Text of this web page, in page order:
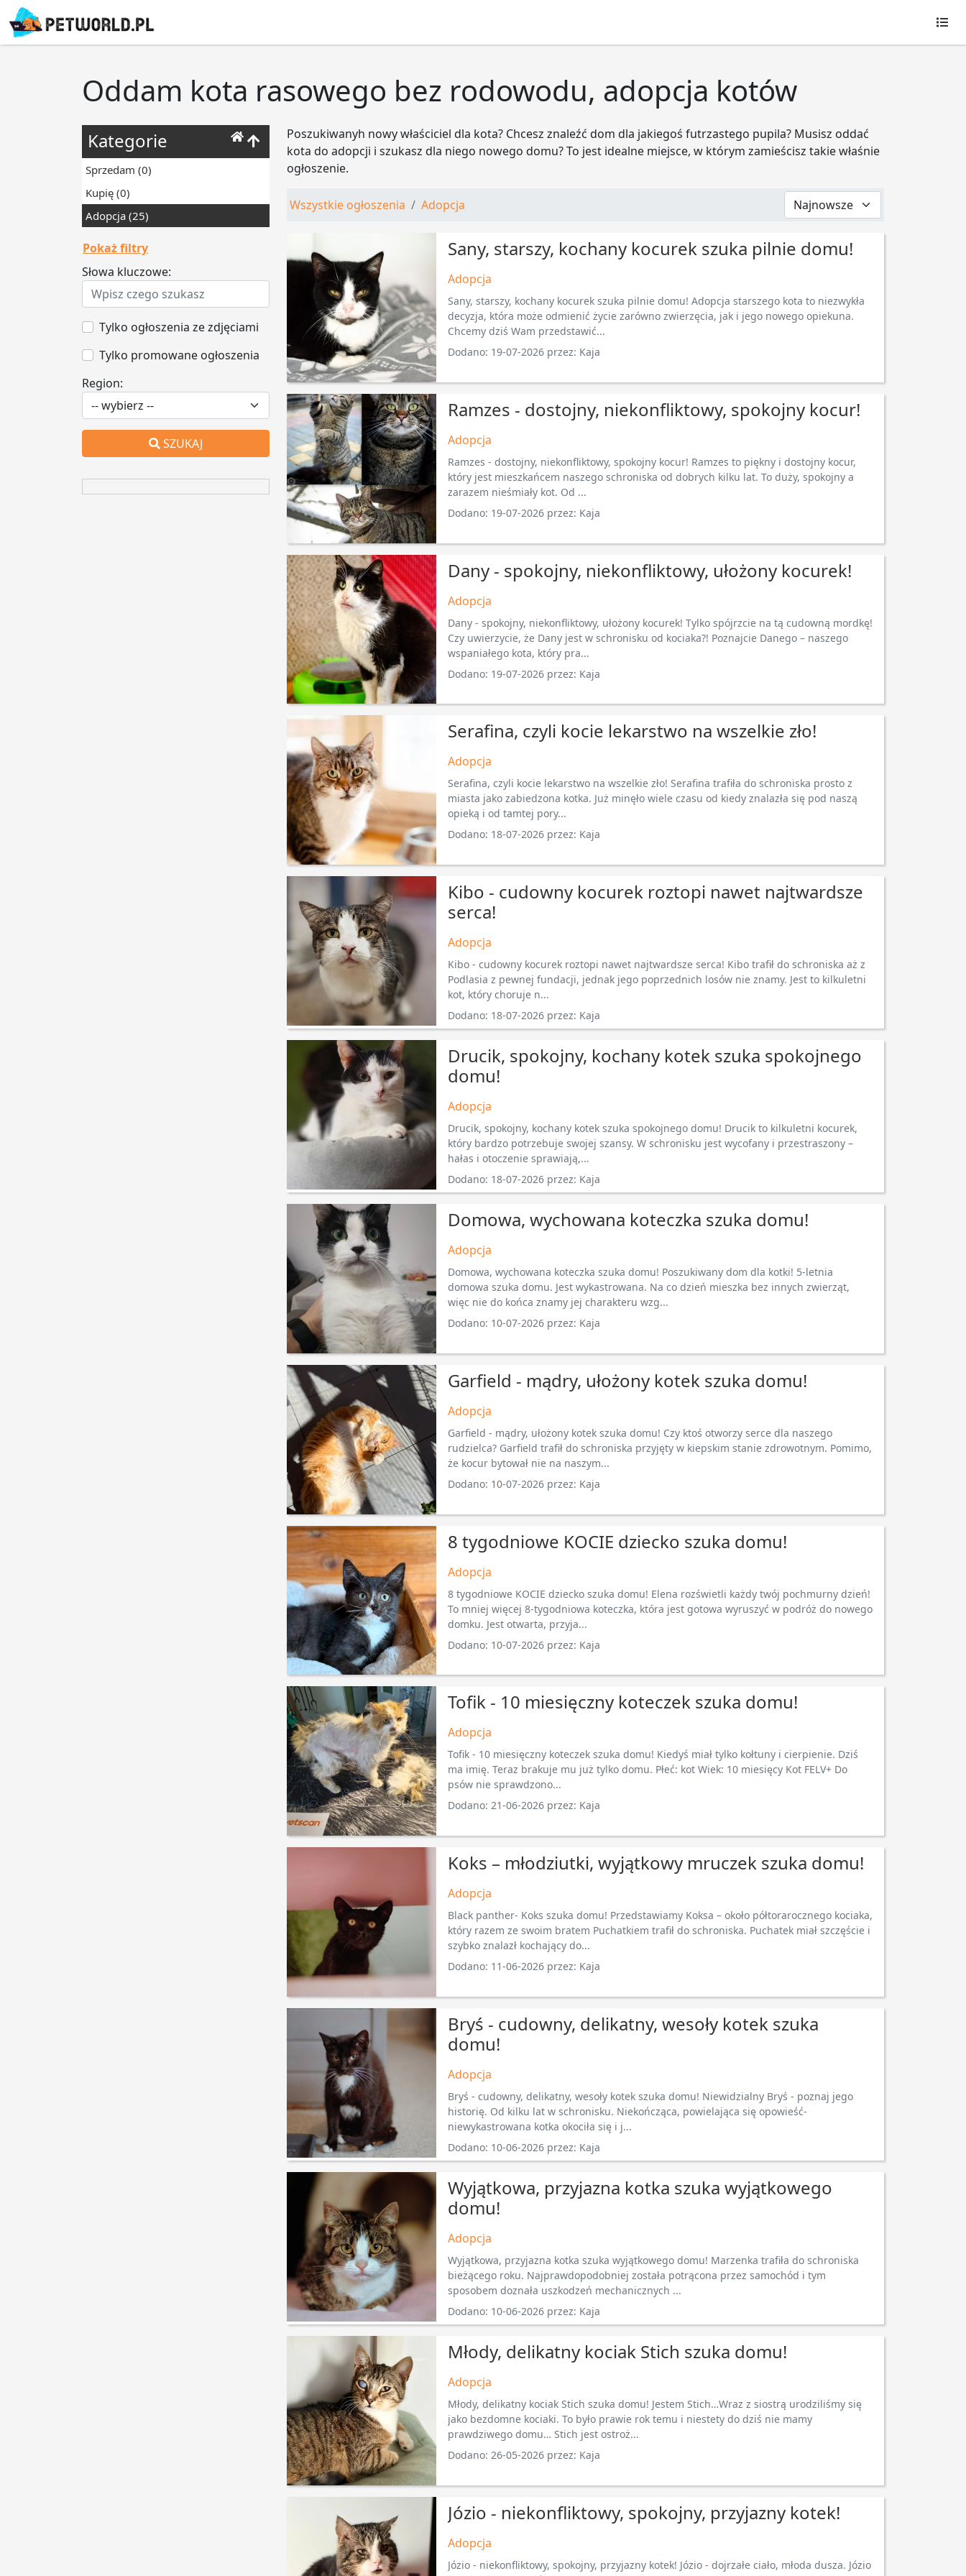
Oddam kota rasowego bez rodowodu, adopcja kotów
Kategorie
Sprzedam (0)
Kupię (0)
Adopcja (25)
Pokaż filtry
Słowa kluczowe:
Tylko ogłoszenia ze zdjęciami
Tylko promowane ogłoszenia
Region:
SZUKAJ
Poszukiwanyh nowy właściciel dla kota? Chcesz znaleźć dom dla jakiegoś futrzastego pupila? Musisz oddać
kota do adopcji i szukasz dla niego nowego domu? To jest idealne miejsce, w którym zamieścisz takie właśnie
ogłoszenie.
Wszystkie ogłoszenia Adopcja
Sany, starszy, kochany kocurek szuka pilnie domu!
Adopcja
Sany, starszy, kochany kocurek szuka pilnie domu! Adopcja starszego kota to niezwykła
decyzja, która może odmienić życie zarówno zwierzęcia, jak i jego nowego opiekuna.
Chcemy dziś Wam przedstawić...
Dodano: 19-07-2026 przez: Kaja
Ramzes - dostojny, niekonfliktowy, spokojny kocur!
Adopcja
Ramzes - dostojny, niekonfliktowy, spokojny kocur! Ramzes to piękny i dostojny kocur,
który jest mieszkańcem naszego schroniska od dobrych kilku lat. To duży, spokojny a
zarazem nieśmiały kot. Od ...
Dodano: 19-07-2026 przez: Kaja
Dany - spokojny, niekonfliktowy, ułożony kocurek!
Adopcja
Dany - spokojny, niekonfliktowy, ułożony kocurek! Tylko spójrzcie na tą cudowną mordkę!
Czy uwierzycie, że Dany jest w schronisku od kociaka?! Poznajcie Danego – naszego
wspaniałego kota, który pra...
Dodano: 19-07-2026 przez: Kaja
Serafina, czyli kocie lekarstwo na wszelkie zło!
Adopcja
Serafina, czyli kocie lekarstwo na wszelkie zło! Serafina trafiła do schroniska prosto z
miasta jako zabiedzona kotka. Już minęło wiele czasu od kiedy znalazła się pod naszą
opieką i od tamtej pory...
Dodano: 18-07-2026 przez: Kaja
Kibo - cudowny kocurek roztopi nawet najtwardsze
serca!
Adopcja
Kibo - cudowny kocurek roztopi nawet najtwardsze serca! Kibo trafił do schroniska aż z
Podlasia z pewnej fundacji, jednak jego poprzednich losów nie znamy. Jest to kilkuletni
kot, który choruje n...
Dodano: 18-07-2026 przez: Kaja
Drucik, spokojny, kochany kotek szuka spokojnego
domu!
Adopcja
Drucik, spokojny, kochany kotek szuka spokojnego domu! Drucik to kilkuletni kocurek,
który bardzo potrzebuje swojej szansy. W schronisku jest wycofany i przestraszony –
hałas i otoczenie sprawiają,...
Dodano: 18-07-2026 przez: Kaja
Domowa, wychowana koteczka szuka domu!
Adopcja
Domowa, wychowana koteczka szuka domu! Poszukiwany dom dla kotki! 5-letnia
domowa szuka domu. Jest wykastrowana. Na co dzień mieszka bez innych zwierząt,
więc nie do końca znamy jej charakteru wzg...
Dodano: 10-07-2026 przez: Kaja
Garfield - mądry, ułożony kotek szuka domu!
Adopcja
Garfield - mądry, ułożony kotek szuka domu! Czy ktoś otworzy serce dla naszego
rudzielca? Garfield trafił do schroniska przyjęty w kiepskim stanie zdrowotnym. Pomimo,
że kocur bytował nie na naszym...
Dodano: 10-07-2026 przez: Kaja
8 tygodniowe KOCIE dziecko szuka domu!
Adopcja
8 tygodniowe KOCIE dziecko szuka domu! Elena rozświetli każdy twój pochmurny dzień!
To mniej więcej 8-tygodniowa koteczka, która jest gotowa wyruszyć w podróż do nowego
domku. Jest otwarta, przyja...
Dodano: 10-07-2026 przez: Kaja
Tofik - 10 miesięczny koteczek szuka domu!
Adopcja
Tofik - 10 miesięczny koteczek szuka domu! Kiedyś miał tylko kołtuny i cierpienie. Dziś
ma imię. Teraz brakuje mu już tylko domu. Płeć: kot Wiek: 10 miesięcy Kot FELV+ Do
psów nie sprawdzono...
Dodano: 21-06-2026 przez: Kaja
Koks – młodziutki, wyjątkowy mruczek szuka domu!
Adopcja
Black panther- Koks szuka domu! Przedstawiamy Koksa – około półtorarocznego kociaka,
który razem ze swoim bratem Puchatkiem trafił do schroniska. Puchatek miał szczęście i
szybko znalazł kochający do...
Dodano: 11-06-2026 przez: Kaja
Bryś - cudowny, delikatny, wesoły kotek szuka
domu!
Adopcja
Bryś - cudowny, delikatny, wesoły kotek szuka domu! Niewidzialny Bryś - poznaj jego
historię. Od kilku lat w schronisku. Niekończąca, powielająca się opowieść-
niewykastrowana kotka okociła się i j...
Dodano: 10-06-2026 przez: Kaja
Wyjątkowa, przyjazna kotka szuka wyjątkowego
domu!
Adopcja
Wyjątkowa, przyjazna kotka szuka wyjątkowego domu! Marzenka trafiła do schroniska
bieżącego roku. Najprawdopodobniej została potrącona przez samochód i tym
sposobem doznała uszkodzeń mechanicznych ...
Dodano: 10-06-2026 przez: Kaja
Młody, delikatny kociak Stich szuka domu!
Adopcja
Młody, delikatny kociak Stich szuka domu! Jestem Stich…Wraz z siostrą urodziliśmy się
jako bezdomne kociaki. To było prawie rok temu i niestety do dziś nie mamy
prawdziwego domu… Stich jest ostroż...
Dodano: 26-05-2026 przez: Kaja
Józio - niekonfliktowy, spokojny, przyjazny kotek!
Adopcja
Józio - niekonfliktowy, spokojny, przyjazny kotek! Józio - dojrzałe ciało, młoda dusza. Józio